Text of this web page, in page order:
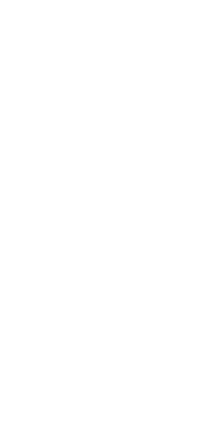
de Biologie
d'Infectiologie